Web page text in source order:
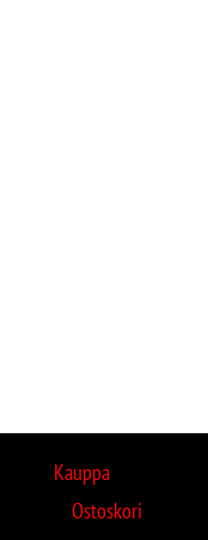
Kauppa
Ostoskori